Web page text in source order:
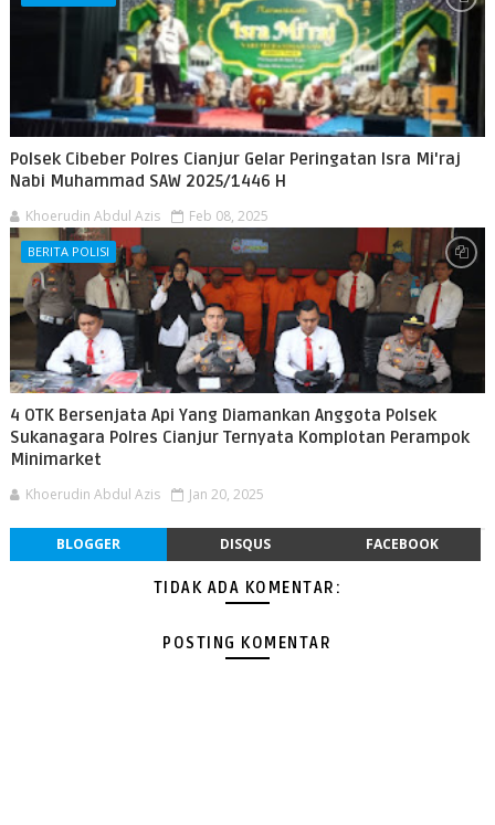
Polsek Cibeber Polres Cianjur Gelar Peringatan Isra Mi'raj
Nabi Muhammad SAW 2025/1446 H
Khoerudin Abdul Azis Feb 08, 2025
BERITA POLISI
4 OTK Bersenjata Api Yang Diamankan Anggota Polsek
Sukanagara Polres Cianjur Ternyata Komplotan Perampok
Minimarket
Khoerudin Abdul Azis Jan 20, 2025
BLOGGER DISQUS FACEBOOK
TIDAK ADA KOMENTAR:
POSTING KOMENTAR